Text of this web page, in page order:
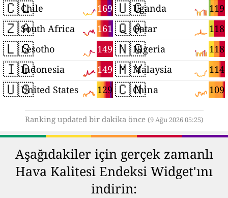
🇨🇱 169
Chile
🇿🇦 161
South Africa
🇱🇸 149
Lesotho
🇮🇩 149
Indonesia
🇺🇸 129
United States
🇺🇬 119
Uganda
🇶🇦 118
Qatar
🇳🇬 118
Nigeria
🇲🇾 114
Malaysia
🇨🇳 109
China
Ranking updated bir dakika önce (9 Ağu 2026 05:25)
Aşağıdakiler için gerçek zamanlı
Hava Kalitesi Endeksi Widget'ını
indirin: